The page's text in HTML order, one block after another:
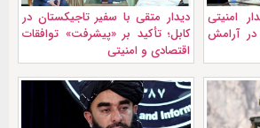
امنیتی
در آرامش
دیدار متقی با سفیر تاجیکستان در
کابل؛ تأکید بر «پیشرفت» توافقات
اقتصادی و امنیتی